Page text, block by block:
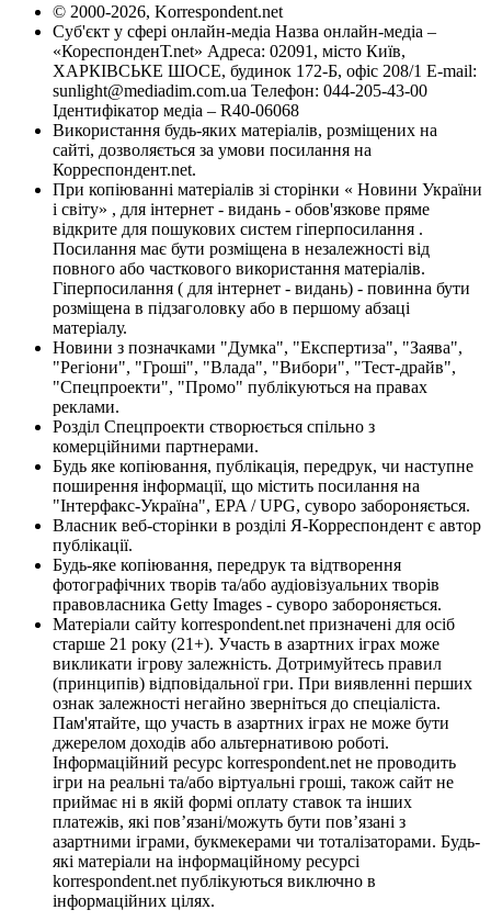
© 2000-2026, Korrespondent.net
Суб'єкт у сфері онлайн-медіа Назва онлайн-медіа –
«КореспонденТ.net» Адреса: 02091, місто Київ,
ХАРКІВСЬКЕ ШОСЕ, будинок 172-Б, офіс 208/1 E-mail:
sunlight@mediadim.com.ua Телефон: 044-205-43-00
Ідентифікатор медіа – R40-06068
Використання будь-яких матеріалів, розміщених на
сайті, дозволяється за умови посилання на
Корреспондент.net.
При копіюванні матеріалів зі сторінки « Новини України
і світу» , для інтернет - видань - обов'язкове пряме
відкрите для пошукових систем гіперпосилання .
Посилання має бути розміщена в незалежності від
повного або часткового використання матеріалів.
Гіперпосилання ( для інтернет - видань) - повинна бути
розміщена в підзаголовку або в першому абзаці
матеріалу.
Новини з позначками "Думка", "Експертиза", "Заява",
"Регіони", "Гроші", "Влада", "Вибори", "Тест-драйв",
"Спецпроекти", "Промо" публікуються на правах
реклами.
Розділ Спецпроекти створюється спільно з
комерційними партнерами.
Будь яке копіювання, публікація, передрук, чи наступне
поширення інформації, що містить посилання на
"Інтерфакс-Україна", EPA / UPG, суворо забороняється.
Власник веб-сторінки в розділі Я-Корреспондент є автор
публікації.
Будь-яке копіювання, передрук та відтворення
фотографічних творів та/або аудіовізуальних творів
правовласника Getty Images - суворо забороняється.
Матеріали сайту korrespondent.net призначені для осіб
старше 21 року (21+). Участь в азартних іграх може
викликати ігрову залежність. Дотримуйтесь правил
(принципів) відповідальної гри. При виявленні перших
ознак залежності негайно зверніться до спеціаліста.
Пам'ятайте, що участь в азартних іграх не може бути
джерелом доходів або альтернативою роботі.
Інформаційний ресурс korrespondent.net не проводить
ігри на реальні та/або віртуальні гроші, також сайт не
приймає ні в якій формі оплату ставок та інших
платежів, які пов’язані/можуть бути пов’язані з
азартними іграми, букмекерами чи тоталізаторами. Будь-
які матеріали на інформаційному ресурсі
korrespondent.net публікуються виключно в
інформаційних цілях.